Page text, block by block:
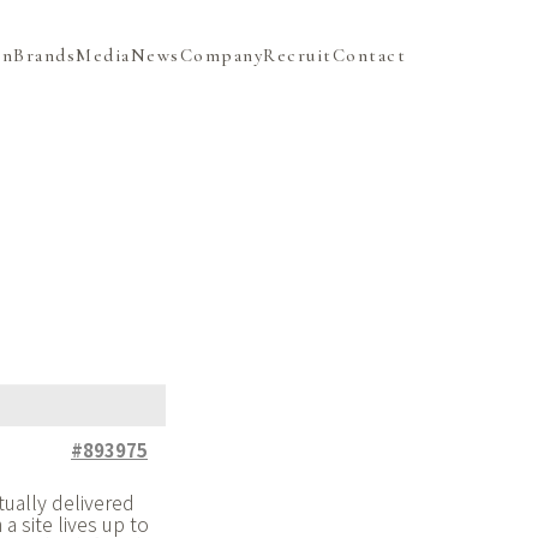
BrandsMediaNewsCompanyRecruitContact
#893975
delivered
site lives up to